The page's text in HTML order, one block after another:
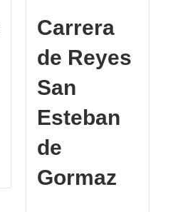
Carrera
de Reyes
San
Esteban
de
Gormaz